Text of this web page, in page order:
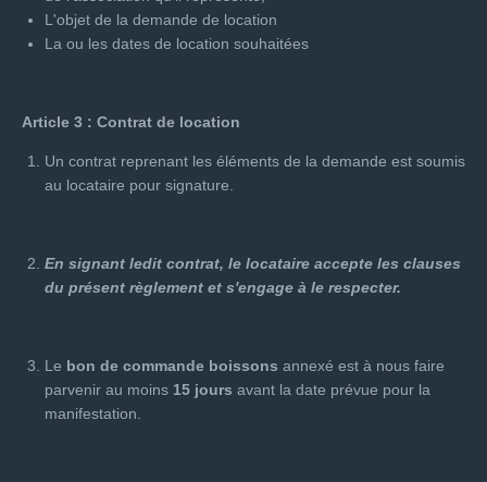
L'objet de la demande de location
La ou les dates de location souhaitées
Article 3 : Contrat de location
Un contrat reprenant les éléments de la demande est soumis
au locataire pour signature.
En signant ledit contrat, le locataire accepte les clauses
du présent règlement et s'engage à le respecter.
Le bon de commande boissons annexé est à nous faire
parvenir au moins 15 jours avant la date prévue pour la
manifestation.